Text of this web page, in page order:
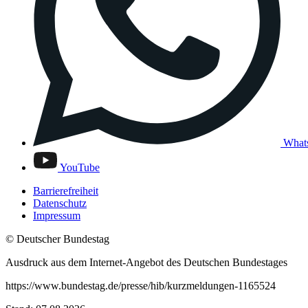
YouTube
Barrierefreiheit
Datenschutz
Impressum
© Deutscher Bundestag
Ausdruck aus dem Internet-Angebot des Deutschen Bundestages
https://www.bundestag.de/presse/hib/kurzmeldungen-1165524